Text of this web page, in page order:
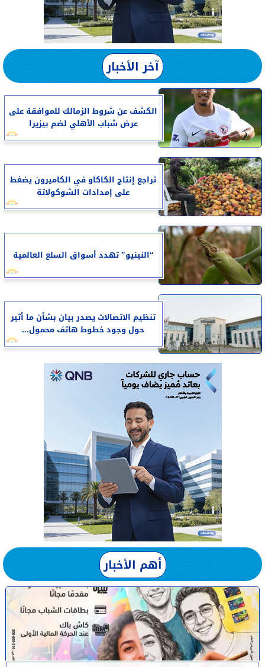
آخر الأخبار
الكشف عن شروط الزمالك للموافقة على
عرض شباب الأهلي لضم بيزيرا
تراجع إنتاج الكاكاو في الكاميرون يضغط
على إمدادات الشوكولاتة
“النينيو” تهدد أسواق السلع العالمية
تنظيم الاتصالات يصدر بيان بشأن ما أثير
حول وجود خطوط هاتف محمول...
أهم الأخبار